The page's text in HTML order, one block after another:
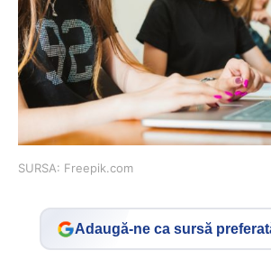
SURSA: Freepik.com
Adaugă-ne ca sursă